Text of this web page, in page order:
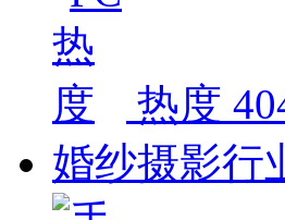
热度
婚纱摄影行